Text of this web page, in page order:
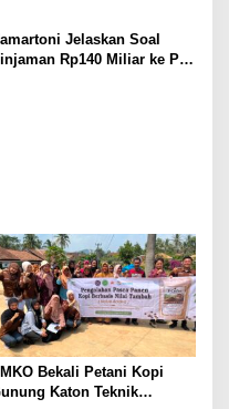
Jelaskan Soal
Rp140 Miliar ke PT
Bekali Petani Kopi
Katon Teknik